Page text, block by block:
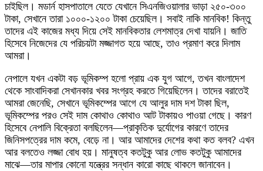
চাইছিল। মডার্ন হাসপাতালে যেতে যেখানে সিএনজিওয়ালার ভাড়া ২৫০-৩০০
টাকা, সেখানে তারা ১০০০-১২০০ টাকা চেয়েছিল। সবাই নাকি মানবিক! কিন্তু
তাদের এই কাজের মধ্য দিয়ে সেই মানবিকতার লেশমাত্র দেখা যায়নি। জাতি
হিসেবে নিজেদের যে পরিচয়টা মজ্জাগত হয়ে আছে, তাও প্রমাণ করে দিলাম
আমরা।
নেপালে যখন একটা বড় ভূমিকম্প হলো প্রায় এক যুগ আগে, তখন বাংলাদেশ
থেকে সাংবাদিকরা সেখানকার খবর সংগ্রহ করতে গিয়েছিলেন। তাদের বরাতেই
আমরা জেনেছি, সেখানে ভূমিকম্পের আগে যে আলুর দাম দশ টাকা ছিল,
ভূমিকম্পের পরও সেই দাম কোথাও কোথাও আট টাকায়ও পাওয়া গেছে। কারণ
হিসেবে নেপালি বিক্রেতা বলছিলেন—প্রাকৃতিক দুর্যোগের কারণে তাদের
জিনিসপত্রের দাম কমে, বেড়ে না। আর আমাদের দেশের কথা কত বলব? এখন
আর বলতেও লজ্জা বোধ হয়। মানুষত্ব কতটুকু আর লোভ কতটুকু আমাদের
মাঝে—তার মাপার কোনো যন্ত্রের সন্ধান কারো কাছে থাকলে জানাবেন।